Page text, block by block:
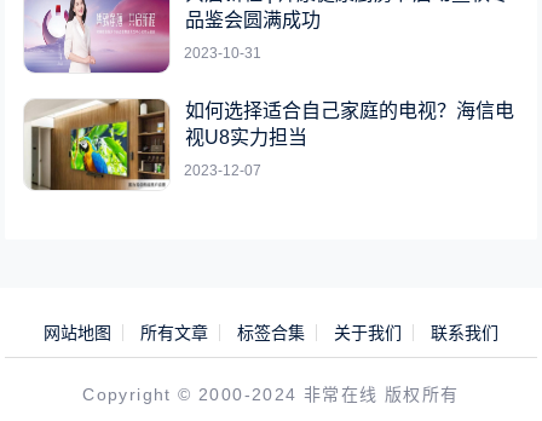
品鉴会圆满成功
2023-10-31
如何选择适合自己家庭的电视？海信电
视U8实力担当
2023-12-07
网站地图 所有文章 标签合集 关于我们 联系我们
Copyright © 2000-2024 非常在线 版权所有